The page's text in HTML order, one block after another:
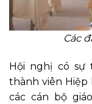
Các
Hội nghị có sự
thành viên Hiệp
các cán bộ